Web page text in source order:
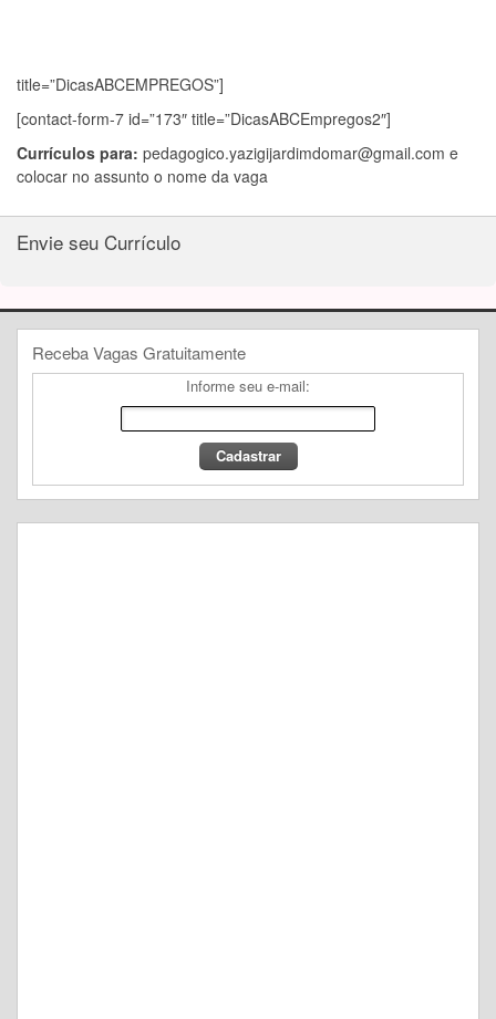
title=”DicasABCEMPREGOS”]
[contact-form-7 id=”173″ title=”DicasABCEmpregos2″]
Currículos para: pedagogico.yazigijardimdomar@gmail.com e
colocar no assunto o nome da vaga
Envie seu Currículo
Receba Vagas Gratuitamente
Informe seu e-mail: